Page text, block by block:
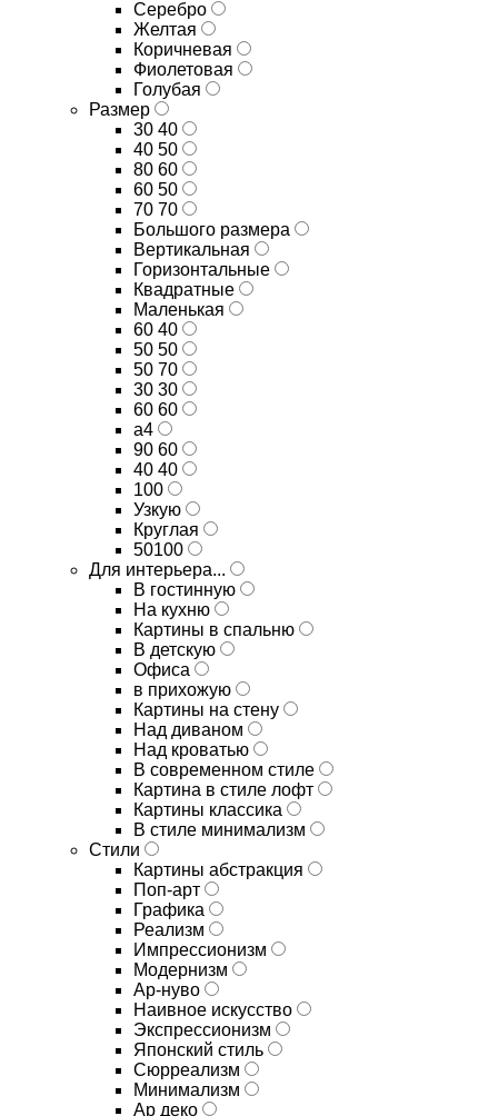
Серебро
Желтая
Коричневая
Фиолетовая
Голубая
Размер
30 40
40 50
80 60
60 50
70 70
Большого размера
Вертикальная
Горизонтальные
Квадратные
Маленькая
60 40
50 50
50 70
30 30
60 60
а4
90 60
40 40
100
Узкую
Круглая
50100
Для интерьера...
В гостинную
На кухню
Картины в спальню
В детскую
Офиса
в прихожую
Картины на стену
Над диваном
Над кроватью
В современном стиле
Картина в стиле лофт
Картины классика
В стиле минимализм
Стили
Картины абстракция
Поп-арт
Графика
Реализм
Импрессионизм
Модернизм
Ар-нуво
Наивное искусство
Экспрессионизм
Японский стиль
Сюрреализм
Минимализм
Ар деко